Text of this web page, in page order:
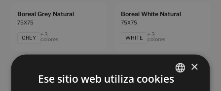
Boreal Grey Natural
75X75
GREY
+ 3
colores
Boreal White Natural
75X75
WHITE
+ 3
colores
75X75
×
Ese sitio web utiliza cookies